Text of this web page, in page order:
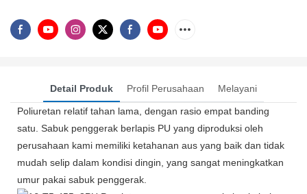
Detail Produk Profil Perusahaan Melayani
Poliuretan relatif tahan lama, dengan rasio empat banding
satu. Sabuk penggerak berlapis PU yang diproduksi oleh
perusahaan kami memiliki ketahanan aus yang baik dan tidak
mudah selip dalam kondisi dingin, yang sangat meningkatkan
umur pakai sabuk penggerak.